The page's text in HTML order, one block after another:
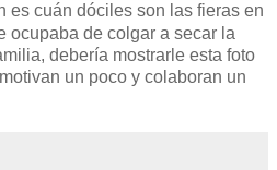
es cuán dóciles son las fieras en
ocupaba de colgar a secar la
debería mostrarle esta foto
un poco y colaboran un